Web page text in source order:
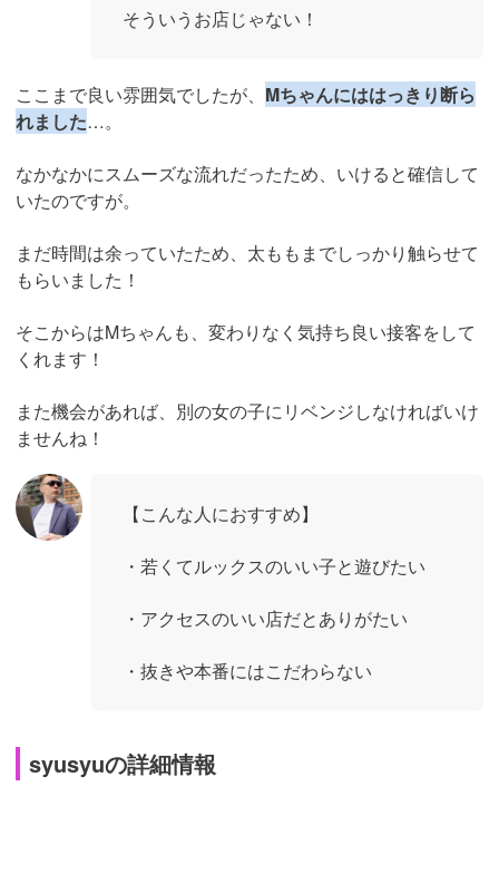
そういうお店じゃない！
ここまで良い雰囲気でしたが、 Mちゃんにははっきり断ら
れました…。
なかなかにスムーズな流れだったため、いけると確信して
いたのですが。
まだ時間は余っていたため、太ももまでしっかり触らせて
もらいました！
そこからはMちゃんも、変わりなく気持ち良い接客をして
くれます！
また機会があれば、別の女の子にリベンジしなければいけ
ませんね！
【こんな人におすすめ】
・若くてルックスのいい子と遊びたい
・アクセスのいい店だとありがたい
・抜きや本番にはこだわらない
syusyuの詳細情報